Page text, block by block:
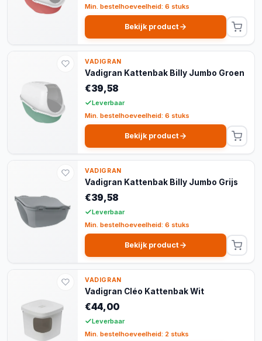
Min. bestelhoeveelheid: 6 stuks
Bekijk product
VADIGRAN
Vadigran Kattenbak Billy Jumbo Groen
€39,58
Leverbaar
Min. bestelhoeveelheid: 6 stuks
Bekijk product
VADIGRAN
Vadigran Kattenbak Billy Jumbo Grijs
€39,58
Leverbaar
Min. bestelhoeveelheid: 6 stuks
Bekijk product
VADIGRAN
Vadigran Cléo Kattenbak Wit
€44,00
Leverbaar
Min. bestelhoeveelheid: 2 stuks